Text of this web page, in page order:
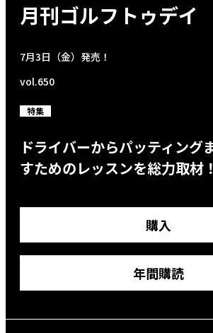
月刊ゴルフトゥデイ
7月3日（金）発売！
vol.650
特集
ドライバーからパッティング
すためのレッスンを総力取材！
購入
年間購読